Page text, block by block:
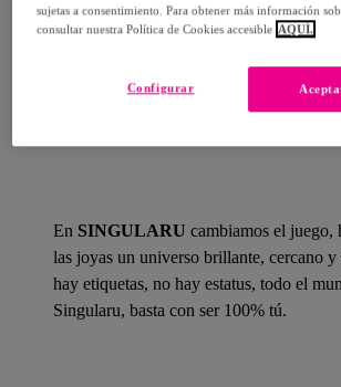
Detalles del producto
En SINGULARU cambiamos el juego,
las joyas un universo brillante, cercano
hay etiquetas, no hay estatus, todo el
Singularu, basta con ser 100% tú.
sujetas a consentimiento. Para obtener más información
consultar nuestra Política de Cookies accesible AQUÍ.
Configurar